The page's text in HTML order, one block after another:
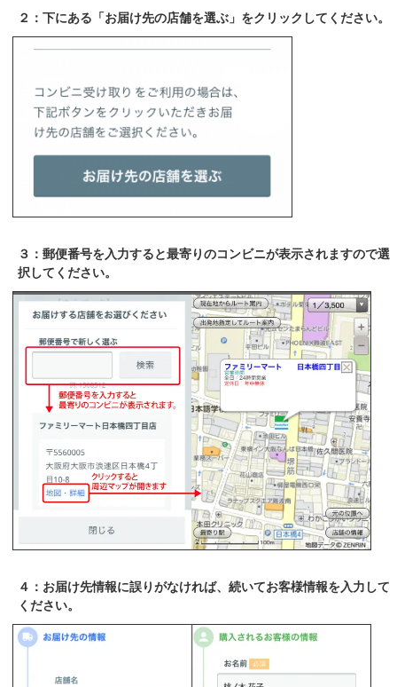
２：下にある「お届け先の店舗を選ぶ」をクリックしてください。
３：郵便番号を入力すると最寄りのコンビニが表示されますので選
択してください。
４：お届け先情報に誤りがなければ、続いてお客様情報を入力して
ください。